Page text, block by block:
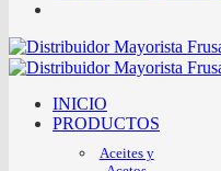
INICIO
PRODUCTOS
Aceites y